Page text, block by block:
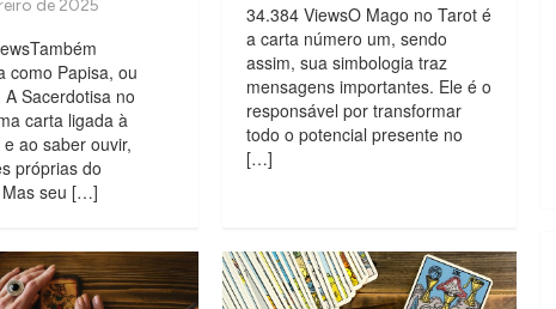
como Papisa, ou
Sacerdotisa no
carta ligada à
ao saber ouvir,
próprias do
seu […]
34.384 ViewsO Mago no Tarot é
a carta número um, sendo
assim, sua simbologia traz
mensagens importantes. Ele é o
responsável por transformar
todo o potencial presente no
[…]